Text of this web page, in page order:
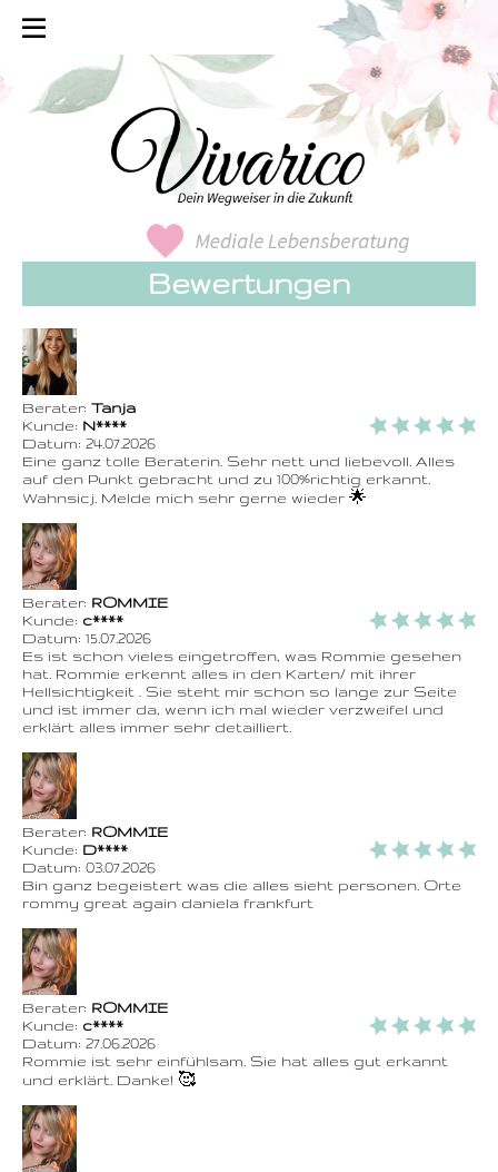
Bewertungen
Berater: Tanja
Kunde: N****
Datum: 24.07.2026
Eine ganz tolle Beraterin. Sehr nett und liebevoll. Alles
auf den Punkt gebracht und zu 100%richtig erkannt.
Wahnsicj. Melde mich sehr gerne wieder 🌟
Berater: ROMMIE
Kunde: c****
Datum: 15.07.2026
Es ist schon vieles eingetroffen, was Rommie gesehen
hat. Rommie erkennt alles in den Karten/ mit ihrer
Hellsichtigkeit . Sie steht mir schon so lange zur Seite
und ist immer da, wenn ich mal wieder verzweifel und
erklärt alles immer sehr detailliert.
Berater: ROMMIE
Kunde: D****
Datum: 03.07.2026
Bin ganz begeistert was die alles sieht personen. Orte
rommy great again daniela frankfurt
Berater: ROMMIE
Kunde: c****
Datum: 27.06.2026
Rommie ist sehr einfühlsam. Sie hat alles gut erkannt
und erklärt. Danke! 🥰